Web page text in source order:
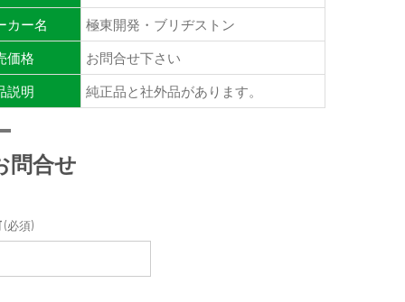
カー名 極東開発・ブリヂストン
価格 お問合せ下さい
説明 純正品と社外品があります。
問合せ
(必須)